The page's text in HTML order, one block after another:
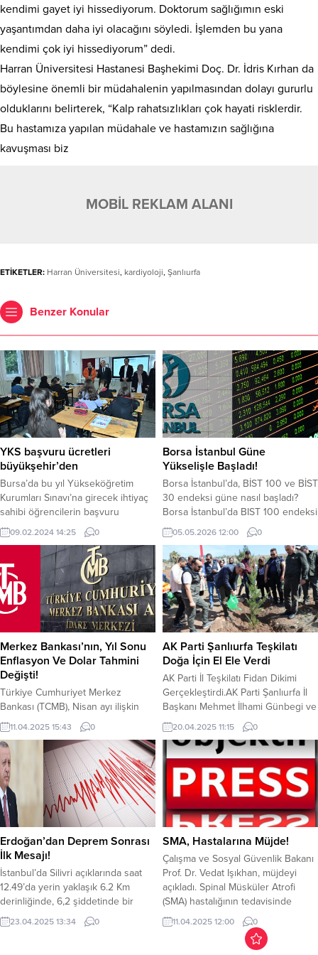
kendimi gayet iyi hissediyorum. Doktorum sağlığımın eski
yaşantımdan daha iyi olacağını söyledi. İşlemden bu yana
kendimi çok iyi hissediyorum” dedi.
Harran Üniversitesi Hastanesi Başhekimi Doç. Dr. İdris Kırhan da
böylesine önemli bir müdahalenin yapılmasından dolayı gururlu
olduklarını belirterek, “Kalp rahatsızlıkları çok hayati risklerdir.
Bu hastamıza yapılan müdahale ve hastamızın sağlığına
kavuşması biz
MOBİL REKLAM ALANI
ETİKETLER: Harran Üniversitesi, kardiyoloji, Şanlıurfa
Benzer Konular
YKS başvuru ücretleri
büyükşehir’den
Bursa’da bu yıl Yükseköğretim
Kurumları Sınavı’na girecek ihtiyaç
sahibi öğrencilerin başvuru
ücretleri Büyükşehir Belediyesi
tarafından ödenecek.
sınavdestek.bursa.bel.tr adresi
üzerinden 29 Şubat’a kadar online
başvuru yapıp, gerekli koşulları
sağladığı belirlenen üniversite
adayları bu uygulamadan
yararlanabilecek. Bursa’da ana
kucağından üniversiteye kadar
eğitimin her kademesinde önemli
yatırımlarla Bursa’da eğitimin
çıtasını yükselten Büyükşehir
Belediyesi,...
09.02.2024 14:25 0
Borsa İstanbul Güne
Yükselişle Başladı!
Borsa İstanbul’da, BİST 100 ve BİST
30 endeksi güne nasıl başladı?
Borsa İstanbul’da BIST 100 endeksi
haftanın ikinci işlem gününe
yükselişle başladı. BIST 100
endeksi önceki kapanışa göre
yaklaşık yüzde 0,22 artış
sağlayarak 14.401,72 puandan
başladı. BİST 100 endeksi, önceki
gün kapanışı 14.369,61 puandan
yaptı. BİST 100 endeksi, saat 11.53...
05.05.2026 12:00 0
Merkez Bankası’nın, Yıl Sonu
Enflasyon Ve Dolar Tahmini
Değişti!
Türkiye Cumhuriyet Merkez
Bankası (TCMB), Nisan ayı ilişkin
Piyasa Katılımcıları Anketi
sonuçlarını açıkladı. TCMB’nin
anketine göre, yıl sonu enflasyon
beklentisi bir önceki aya göre artış
göstererek yüzde 28,04
seviyesinden yüzde 29,98’e
yükseldi. TCMB, Döviz kuru
beklentilerinde de yukarı yönlü
revizyon yaptı. Yıl sonu itibarıyla
dolar/TL kurunun 43,60 seviyesine
ulaşması bekleniyor....
11.04.2025 15:43 0
AK Parti Şanlıurfa Teşkilatı
Doğa İçin El Ele Verdi
AK Parti İl Teşkilatı Fidan Dikimi
Gerçekleştirdi.AK Parti Şanlıurfa İl
Başkanı Mehmet İlhami Günbegi ve
AK Parti Şanlıurfa İl Teşkilatı
“Geleceğe ve Şanlıurfaya Nefes Ol”
kampanyası dolayısıyla Şanlıurfa’da
oluşturulan hatıra ormanına fidan
dikimi gerçekleştirdi. AK Parti
Şanlıurfa İl Başkanı Mehmet İlhami
Günbegi ve AK Parti Şanlıurfa İl
Teşkilatı “Geleceğe ve...
20.04.2025 11:15 0
Erdoğan’dan Deprem Sonrası
İlk Mesajı!
İstanbul’da Silivri açıklarında saat
12.49’da yerin yaklaşık 6.2 Km
derinliğinde, 6,2 şiddetinde bir
deprem meydana geldi.
Cumhurbaşkanı Recep Tayyip
23.04.2025 13:34 0
SMA, Hastalarına Müjde!
Çalışma ve Sosyal Güvenlik Bakanı
Prof. Dr. Vedat Işıkhan, müjdeyi
açıkladı. Spinal Müsküler Atrofi
(SMA) hastalığının tedavisinde
kullanılan bir ilaç daha geri ödeme
listesine alınacak. Işıkhan, mevcut
tedaviye ek olarak, hastalığın
11.04.2025 12:00 0